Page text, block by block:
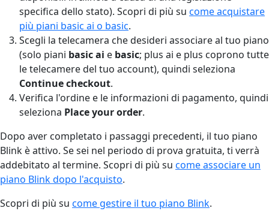
specifica dello stato). Scopri di più su come acquistare
più piani basic ai o basic.
Scegli la telecamera che desideri associare al tuo piano
(solo piani basic ai e basic; plus ai e plus coprono tutte
le telecamere del tuo account), quindi seleziona
Continue checkout.
Verifica l'ordine e le informazioni di pagamento, quindi
seleziona Place your order.
Dopo aver completato i passaggi precedenti, il tuo piano
Blink è attivo. Se sei nel periodo di prova gratuita, ti verrà
addebitato al termine. Scopri di più su come associare un
piano Blink dopo l'acquisto.
Scopri di più su come gestire il tuo piano Blink.